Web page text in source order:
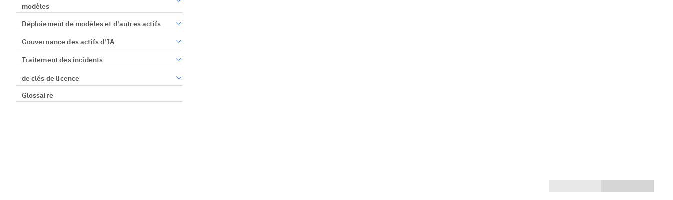
modèles
Déploiement de modèles et d'autres actifs
Gouvernance des actifs d'IA
Traitement des incidents
de clés de licence
Glossaire